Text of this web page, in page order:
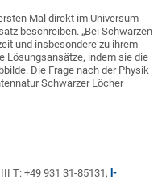
Mal direkt im Universum
beschreiben. „Bei Schwarzen
und insbesondere zu ihrem
Lösungsansätze, indem sie die
Die Frage nach der Physik
Schwarzer Löcher
T: +49 931 31-85131, l-